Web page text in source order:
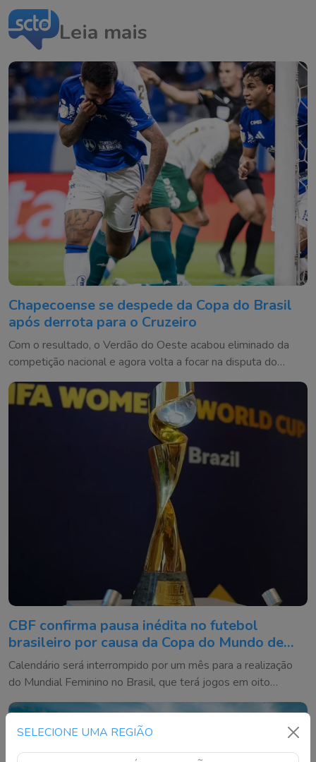
SELECIONE UMA REGIÃO
Leia mais
Chapecoense se despede da Copa do Brasil
após derrota para o Cruzeiro
Com o resultado, o Verdão do Oeste acabou eliminado da
competição nacional e agora volta a focar na disputa do
Brasileirão
CBF confirma pausa inédita no futebol
brasileiro por causa da Copa do Mundo de
2027
Calendário será interrompido por um mês para a realização
do Mundial Feminino no Brasil, que terá jogos em oito
cidades